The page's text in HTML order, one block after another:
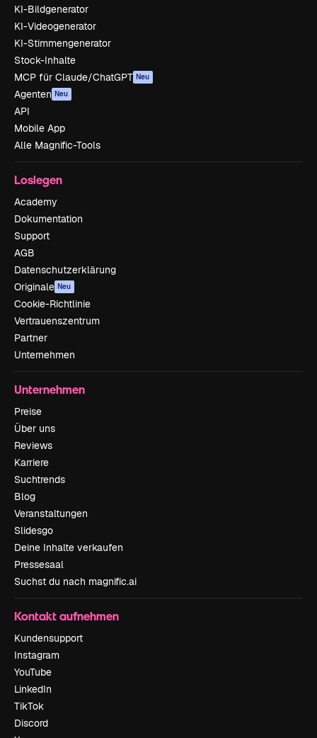
KI-Bildgenerator
KI-Videogenerator
KI-Stimmengenerator
Stock-Inhalte
MCP für Claude/ChatGPT Neu
Agenten Neu
API
Mobile App
Alle Magnific-Tools
Loslegen
Academy
Dokumentation
Support
AGB
Datenschutzerklärung
Originale Neu
Cookie-Richtlinie
Vertrauenszentrum
Partner
Unternehmen
Unternehmen
Preise
Über uns
Reviews
Karriere
Suchtrends
Blog
Veranstaltungen
Slidesgo
Deine Inhalte verkaufen
Pressesaal
Suchst du nach magnific.ai
Kontakt aufnehmen
Kundensupport
Instagram
YouTube
LinkedIn
TikTok
Discord